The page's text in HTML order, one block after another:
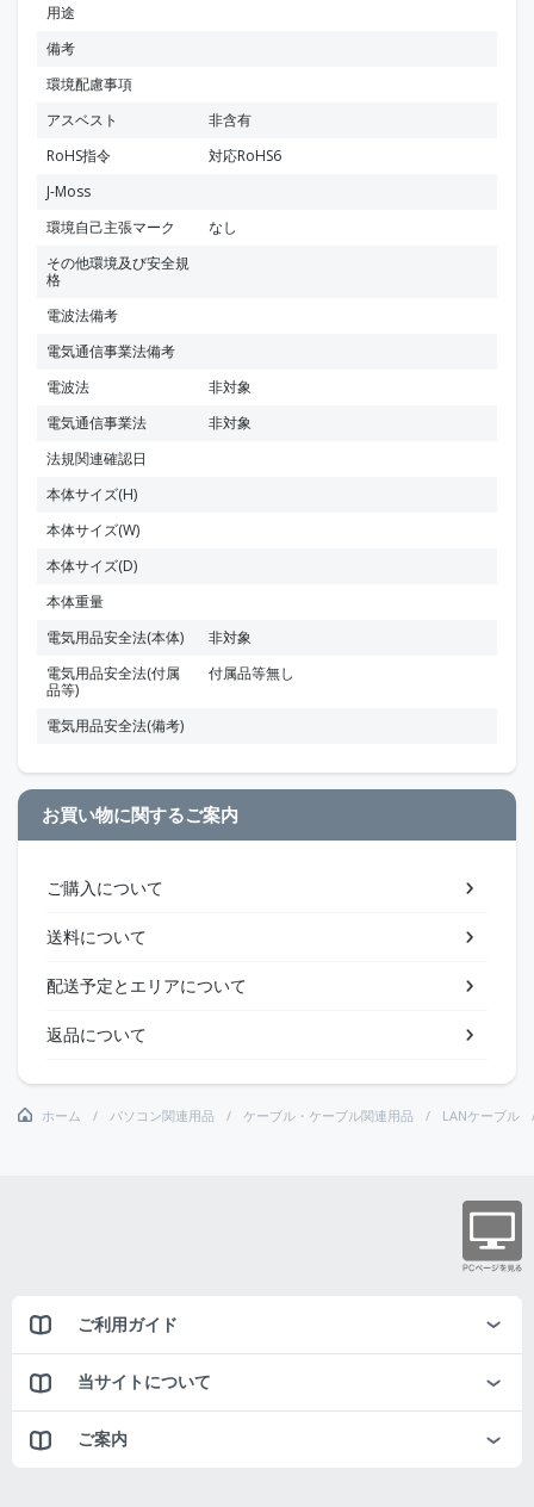
用途
備考
環境配慮事項
アスベスト
非含有
RoHS指令
対応RoHS6
J-Moss
環境自己主張マーク
なし
その他環境及び安全規
格
電波法備考
電気通信事業法備考
電波法
非対象
電気通信事業法
非対象
法規関連確認日
本体サイズ(H)
本体サイズ(W)
本体サイズ(D)
本体重量
電気用品安全法(本体)
非対象
電気用品安全法(付属
品等)
付属品等無し
電気用品安全法(備考)
お買い物に関するご案内
ご購入について
送料について
配送予定とエリアについて
返品について
ホーム パソコン関連用品 ケーブル・ケーブル関連用品 LANケーブル
ご利用ガイド
当サイトについて
ご案内